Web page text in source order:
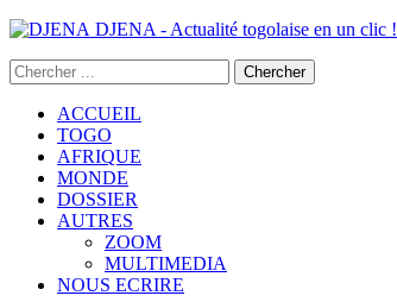
DJENA - Actualité togolaise en un clic !
ACCUEIL
TOGO
AFRIQUE
MONDE
DOSSIER
AUTRES
ZOOM
MULTIMEDIA
NOUS ECRIRE